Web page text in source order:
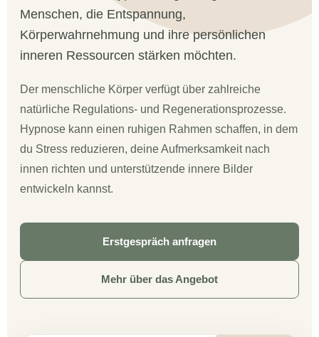
Menschen, die Entspannung,
Körperwahrnehmung und ihre persönlichen
inneren Ressourcen stärken möchten.
Der menschliche Körper verfügt über zahlreiche
natürliche Regulations- und Regenerationsprozesse.
Hypnose kann einen ruhigen Rahmen schaffen, in dem
du Stress reduzieren, deine Aufmerksamkeit nach
innen richten und unterstützende innere Bilder
entwickeln kannst.
Erstgespräch anfragen
Mehr über das Angebot